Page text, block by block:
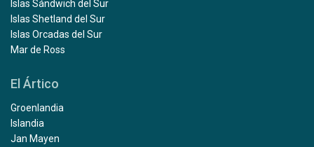
Islas Sándwich del Sur
Islas Shetland del Sur
Islas Orcadas del Sur
Mar de Ross
El Ártico
Groenlandia
Islandia
Jan Mayen